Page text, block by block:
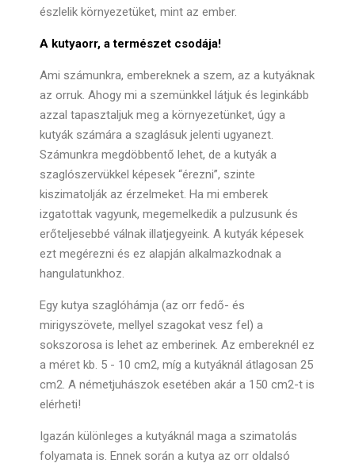
észlelik környezetüket, mint az ember.
A kutyaorr, a természet csodája!
Ami számunkra, embereknek a szem, az a kutyáknak
az orruk. Ahogy mi a szemünkkel látjuk és leginkább
azzal tapasztaljuk meg a környezetünket, úgy a
kutyák számára a szaglásuk jelenti ugyanezt.
Számunkra megdöbbentő lehet, de a kutyák a
szaglószervükkel képesek “érezni”, szinte
kiszimatolják az érzelmeket. Ha mi emberek
izgatottak vagyunk, megemelkedik a pulzusunk és
erőteljesebbé válnak illatjegyeink. A kutyák képesek
ezt megérezni és ez alapján alkalmazkodnak a
hangulatunkhoz.
Egy kutya szaglóhámja (az orr fedő- és
mirigyszövete, mellyel szagokat vesz fel) a
sokszorosa is lehet az emberinek. Az embereknél ez
a méret kb. 5 - 10 cm2, míg a kutyáknál átlagosan 25
cm2. A németjuhászok esetében akár a 150 cm2-t is
elérheti!
Igazán különleges a kutyáknál maga a szimatolás
folyamata is. Ennek során a kutya az orr oldalsó